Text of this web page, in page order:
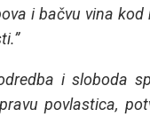
i bačvu vina
i sloboda
povlastica,